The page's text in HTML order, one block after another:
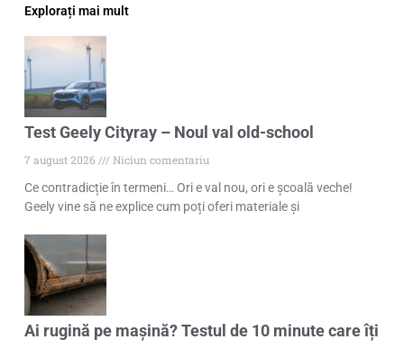
Explorați mai mult
Test Geely Cityray – Noul val old-school
7 august 2026
Niciun comentariu
Ce contradicție în termeni… Ori e val nou, ori e școală veche!
Geely vine să ne explice cum poți oferi materiale și
Ai rugină pe mașină? Testul de 10 minute care îți